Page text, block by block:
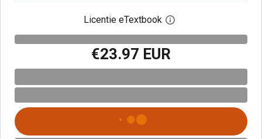
Licentie eTextbook Open het
€23.97 EUR